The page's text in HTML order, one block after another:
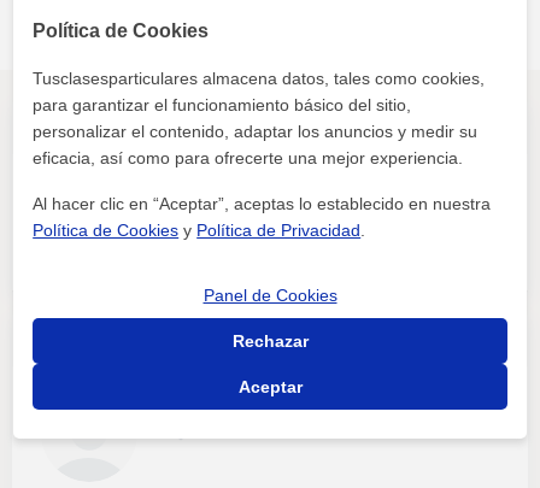
Otros alumnos de Programación en Madrid
Programación
Política de Cookies
Tusclasesparticulares almacena datos, tales como cookies,
para garantizar el funcionamiento básico del sitio,
personalizar el contenido, adaptar los anuncios y medir su
eficacia, así como para ofrecerte una mejor experiencia.
Al hacer clic en “Aceptar”, aceptas lo establecido en nuestra
Política de Cookies y Política de Privacidad
Panel de Cookies
Rechazar
Aceptar